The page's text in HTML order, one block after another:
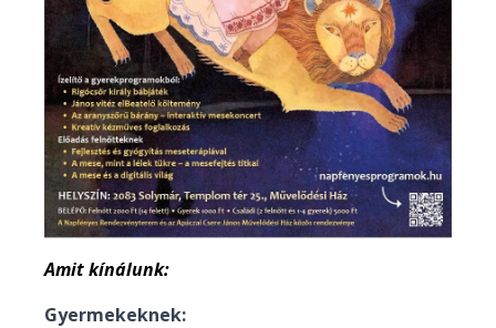
Amit kínálunk:
Gyermekeknek: